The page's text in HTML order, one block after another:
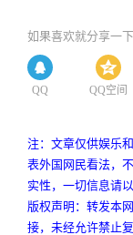
如果喜欢就分享一下
QQ QQ空间
注：文章仅供娱乐
表外国网民看法，
实性，一切信息请
版权声明：转发本
接，未经允许禁止